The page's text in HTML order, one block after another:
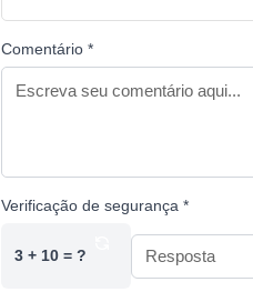
Comentário *
Verificação de segurança *
3 + 10 = ?